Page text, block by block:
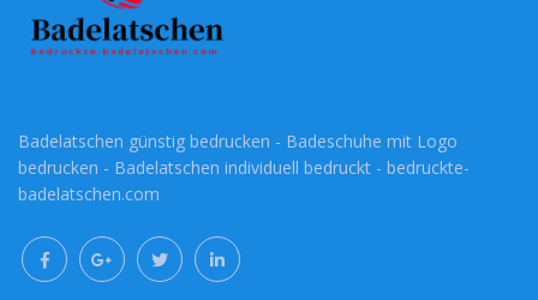
Badelatschen günstig bedrucken - Badeschuhe mit Logo
bedrucken - Badelatschen individuell bedruckt - bedruckte-
badelatschen.com